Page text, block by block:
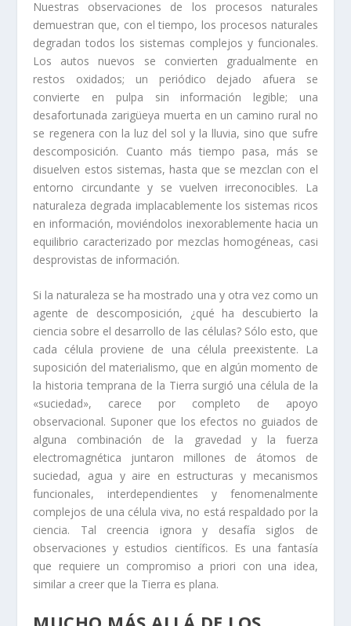
Nuestras observaciones de los procesos naturales
demuestran que, con el tiempo, los procesos naturales
degradan todos los sistemas complejos y funcionales.
Los autos nuevos se convierten gradualmente en
restos oxidados; un periódico dejado afuera se
convierte en pulpa sin información legible; una
desafortunada zarigüeya muerta en un camino rural no
se regenera con la luz del sol y la lluvia, sino que sufre
descomposición. Cuanto más tiempo pasa, más se
disuelven estos sistemas, hasta que se mezclan con el
entorno circundante y se vuelven irreconocibles. La
naturaleza degrada implacablemente los sistemas ricos
en información, moviéndolos inexorablemente hacia un
equilibrio caracterizado por mezclas homogéneas, casi
desprovistas de información.
Si la naturaleza se ha mostrado una y otra vez como un
agente de descomposición, ¿qué ha descubierto la
ciencia sobre el desarrollo de las células? Sólo esto, que
cada célula proviene de una célula preexistente. La
suposición del materialismo, que en algún momento de
la historia temprana de la Tierra surgió una célula de la
«suciedad», carece por completo de apoyo
observacional. Suponer que los efectos no guiados de
alguna combinación de la gravedad y la fuerza
electromagnética juntaron millones de átomos de
suciedad, agua y aire en estructuras y mecanismos
funcionales, interdependientes y fenomenalmente
complejos de una célula viva, no está respaldado por la
ciencia. Tal creencia ignora y desafía siglos de
observaciones y estudios científicos. Es una fantasía
que requiere un compromiso a priori con una idea,
similar a creer que la Tierra es plana.